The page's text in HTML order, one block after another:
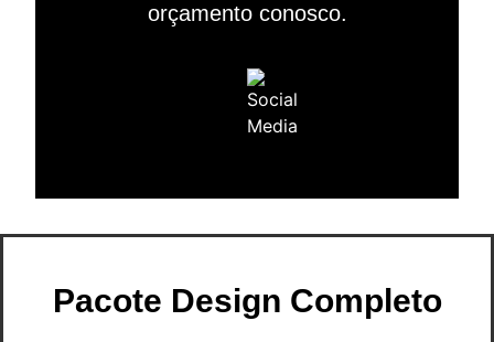
orçamento conosco.
Pacote Design Completo